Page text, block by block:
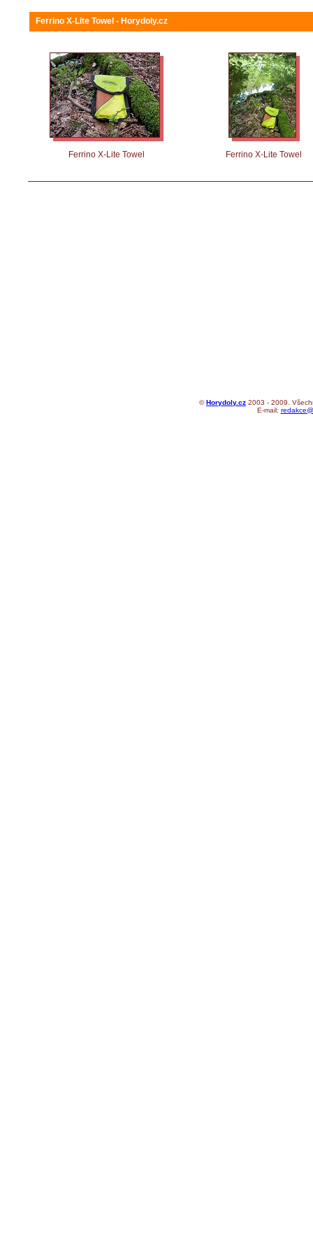
Ferrino X-Lite Towel - Horydoly.cz
Ferrino X-Lite Towel Ferrino X-Lite Towel
©Horydoly.cz 2003 - 2009.
E-mail: